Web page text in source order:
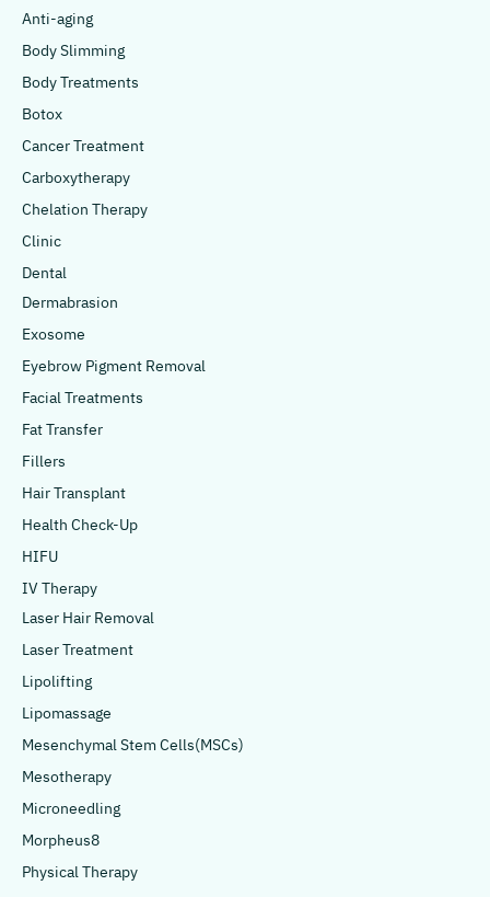
Anti-aging
Body Slimming
Body Treatments
Botox
Cancer Treatment
Carboxytherapy
Chelation Therapy
Clinic
Dental
Dermabrasion
Exosome
Eyebrow Pigment Removal
Facial Treatments
Fat Transfer
Fillers
Hair Transplant
Health Check-Up
HIFU
IV Therapy
Laser Hair Removal
Laser Treatment
Lipolifting
Lipomassage
Mesenchymal Stem Cells(MSCs)
Mesotherapy
Microneedling
Morpheus8
Physical Therapy